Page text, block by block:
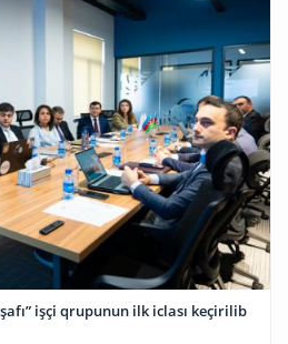
işçi qrupunun ilk iclası keçirilib